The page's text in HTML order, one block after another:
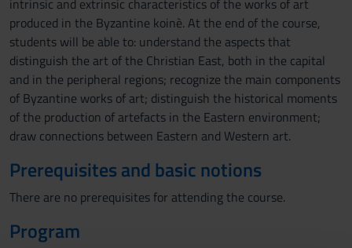
intrinsic and extrinsic characteristics of the works of art
produced in the Byzantine koinè. At the end of the course,
students will be able to: understand the aspects that
distinguish the art of the Christian East, both in the capital
and in the peripheral regions; recognize the main components
of Byzantine works of art; distinguish the historical moments
of the production of artefacts in the Eastern environment;
draw connections between Eastern and Western art.
Prerequisites and basic notions
There are no prerequisites for attending the course.
Program